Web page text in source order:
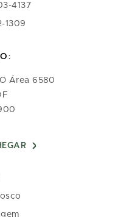
4137
1309
Área 6580